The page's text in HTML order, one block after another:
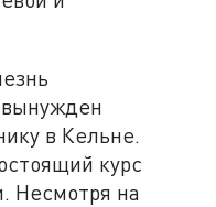
вынужден
в Кельне.
курс
Несмотря на